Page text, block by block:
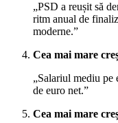
„PSD a reușit să
ritm anual de
moderne.”
Cea mai mare
„Salariul mediu pe
de euro net.”
Cea mai mare